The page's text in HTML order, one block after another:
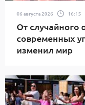
06 августа 2026 16:15
От случайного
современных
изменил мир